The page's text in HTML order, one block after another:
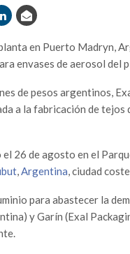
en Puerto Madryn,
envases de aerosol del
de pesos argentinos,
a la fabricación de
26 de agosto en el
,Argentina, ciudad
para abastecer la
y Garín (Exal